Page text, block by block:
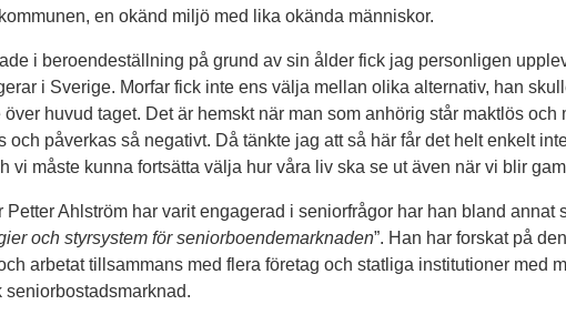
en okänd miljö med lika okända människor.
i beroendeställning på grund av sin ålder fick jag personligen
i Sverige. Morfar fick inte ens välja mellan olika alternativ, han
över huvud taget. Det är hemskt när man som anhörig står maktlös och
och påverkas så negativt. Då tänkte jag att så här får det helt enkelt
vi måste kunna fortsätta välja hur våra liv ska se ut även när vi blir
Petter Ahlström har varit engagerad i seniorfrågor har han bland annat
och styrsystem för senior­boendemarknaden”. Han har forskat på
arbetat tillsammans med flera företag och statliga institutioner med
seniorbostadsmarknad.